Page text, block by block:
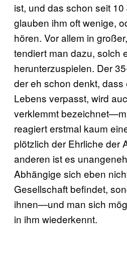
ist, und das schon seit
glauben ihm oft wenige,
hören. Vor allem in
tendiert man dazu, solch
herunterzuspielen. Der
der eh schon denkt,
Lebens verpasst, wird
verklemmt
reagiert erstmal kaum
plötzlich der Ehrliche der
anderen ist es
Abhängige sich eben
Gesellschaft befindet,
ihnen—und man sich
in ihm wiederkennt.